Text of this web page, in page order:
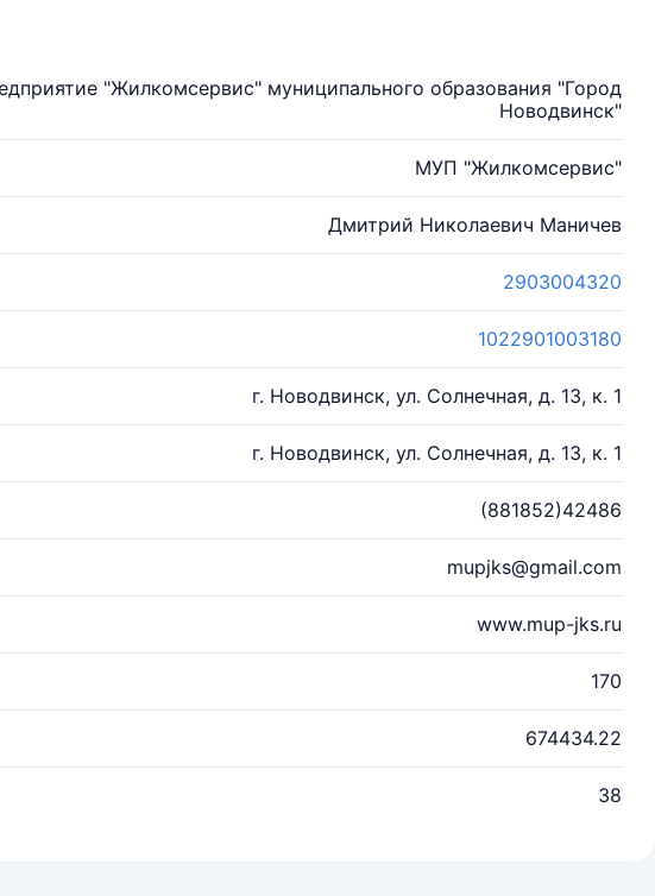
"Жилкомсервис" муниципального образования "Город
Новодвинск"
МУП "Жилкомсервис"
Дмитрий Николаевич Маничев
2903004320
1022901003180
г. Новодвинск, ул. Солнечная, д. 13, к. 1
г. Новодвинск, ул. Солнечная, д. 13, к. 1
(881852)42486
mupjks@gmail.com
www.mup-jks.ru
170
674434.22
38